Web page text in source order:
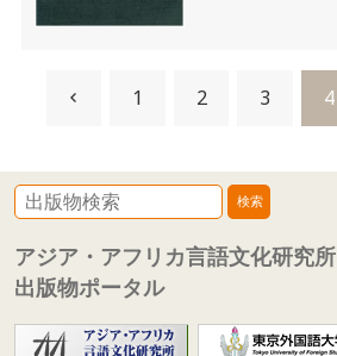
1 2 3 4
アジア・アフリカ言語文化研究所
出版物ポータル